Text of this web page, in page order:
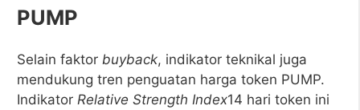
PUMP
Selain faktor buyback, indikator teknikal juga
mendukung tren penguatan harga token PUMP.
Indikator Relative Strength Index14 hari token ini